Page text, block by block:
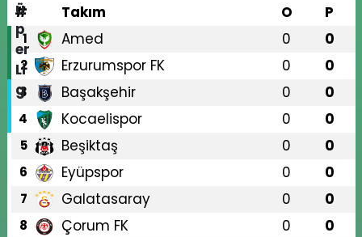
#
Takım O P
1 Amed 0 0
2 Erzurumspor FK 0 0
3 Başakşehir 0 0
4 Kocaelispor 0 0
5 Beşiktaş 0 0
6 Eyüpspor 0 0
7 Galatasaray 0 0
8 Çorum FK 0 0